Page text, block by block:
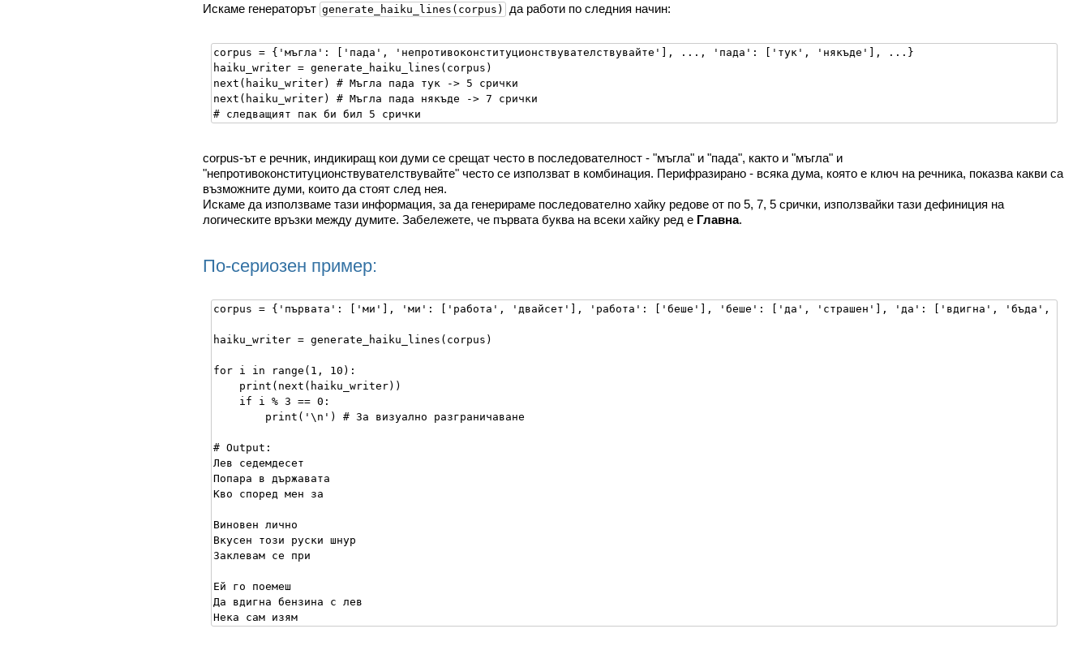
Искаме генераторът generate_haiku_lines(corpus) да работи по следния начин:
corpus = {'мъгла': ['пада', 'непротивоконституционствувателствувайте'], ..., 'пада': ['тук', 'някъде'], ...}
haiku_writer = generate_haiku_lines(corpus)
next(haiku_writer) # Мъгла пада тук -> 5 срички
next(haiku_writer) # Мъгла пада някъде -> 7 срички
corpus-ът е речник, индикиращ кои думи се срещат често в последователност - "мъгла" и "пада", както и "мъгла" и
"непротивоконституционствувателствувайте" често се използват в комбинация. Перифразирано - всяка дума, която е ключ на речника, показва какви са
възможните думи, които да стоят след нея.
Искаме да използваме тази информация, за да генерираме последователно хайку редове от по 5, 7, 5 срички, използвайки тази дефиниция на
логическите връзки между думите. Забележете, че първата буква на всеки хайку ред е Главна.
По-сериозен пример:
corpus = {'първата': ['ми'], 'ми': ['работа', 'двайсет'], 'работа': ['беше'], 'беше': ['да', 'страшен'], 'да': ['вдигна',
haiku_writer = generate_haiku_lines(corpus)
for i in range(1, 10):
    print(next(haiku_writer))
    if i % 3 == 0:
        print('\n') # За визуално разграничаване
# Output:
Лев седемдесет
Попара в държавата
Кво според мен за
Виновен лично
Вкусен този руски шнур
Заклевам се при
Ей го поемеш
Да вдигна бензина с лев